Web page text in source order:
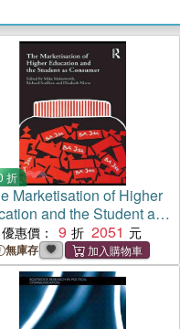
折
Marketisation of Higher
and the Student as
優惠價： 9 2051
無庫存